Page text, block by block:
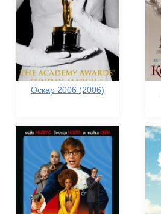
Оскар 2006 (2006)